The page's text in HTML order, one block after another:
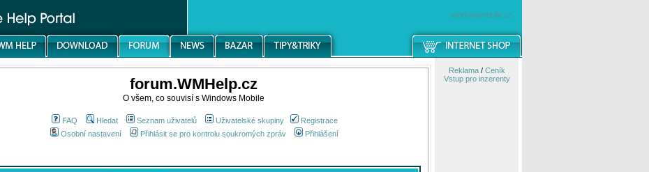
windowsmobile.cz
forum.WMHelp.cz
O všem, co souvisí s Windows Mobile
FAQ Hledat Seznam uživatelů Uživatelské skupiny
Registrace
Osobní nastavení
Přihlásit se pro kontrolu soukromých zpráv Přihlášení
Reklama/ Ceník
Vstup pro inzerenty